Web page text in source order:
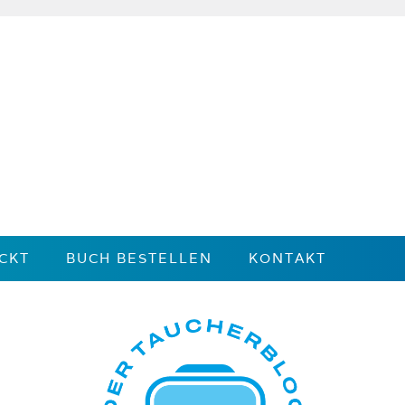
BUCH BESTELLEN KONTAKT